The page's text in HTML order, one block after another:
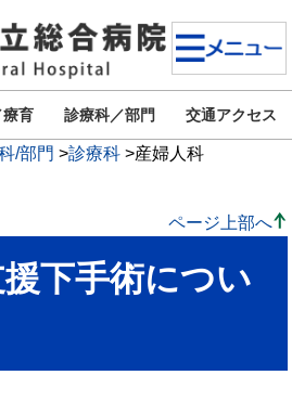
療育 診療科／部門 交通アクセス
/部門 >診療科 >産婦人科
ページ上部へ
下手術につい